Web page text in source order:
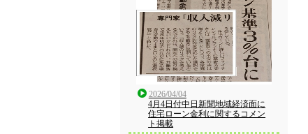
2026/04/04
4月4日付中日新聞地域経済面に
住宅ローン金利に関するコメン
ト掲載